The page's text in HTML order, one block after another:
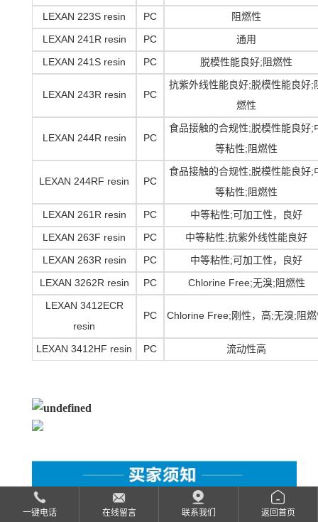
LEXAN 223S resin
PC
阻燃性
LEXAN 241R resin
PC
通用
LEXAN 241S resin
PC 脱模性能良好;阻燃性
LEXAN 243R resin PC
抗紫外线性能良好;脱模性能良好;
燃性
LEXAN 244R resin PC
食品接触的合规性;脱模性能良好;
等粘性;阻燃性
LEXAN 244RF resin PC
食品接触的合规性;脱模性能良好;
等粘性;阻燃性
LEXAN 261R resin
PC 中等粘性;可加工性，良好
LEXAN 263F resin
PC 中等粘性;抗紫外线性能良好
LEXAN 263R resin
PC 中等粘性;可加工性，良好
LEXAN 3262R resin
PC
Chlorine Free;无溴;阻燃性
LEXAN 3412ECR
resin
PC Chlorine Free;刚性，高;无溴;阻燃
LEXAN 3412HF resin PC 流动性高
一键电话 在线留言 联系我们 返回首页